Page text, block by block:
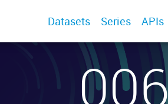
Datasets Series APIs
006